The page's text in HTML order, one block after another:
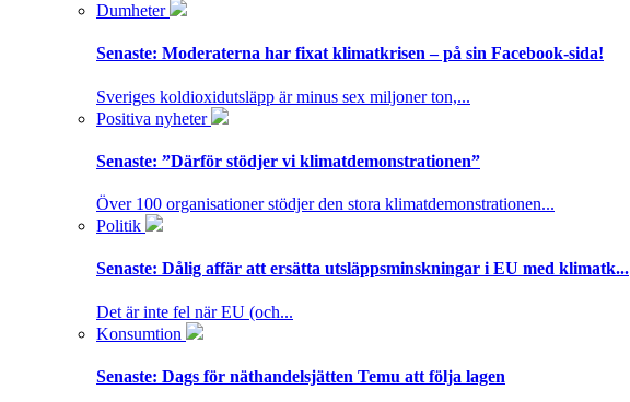
Dumheter
Senaste: Moderaterna har fixat klimatkrisen – på sin Facebook-sida!
Sveriges koldioxidutsläpp är minus sex miljoner ton,...
Positiva nyheter
Senaste: ”Därför stödjer vi klimatdemonstrationen”
Över 100 organisationer stödjer den stora klimatdemonstrationen...
Politik
Senaste: Dålig affär att ersätta utsläppsminskningar i EU med klimatk...
Det är inte fel när EU (och...
Konsumtion
Senaste: Dags för näthandelsjätten Temu att följa lagen